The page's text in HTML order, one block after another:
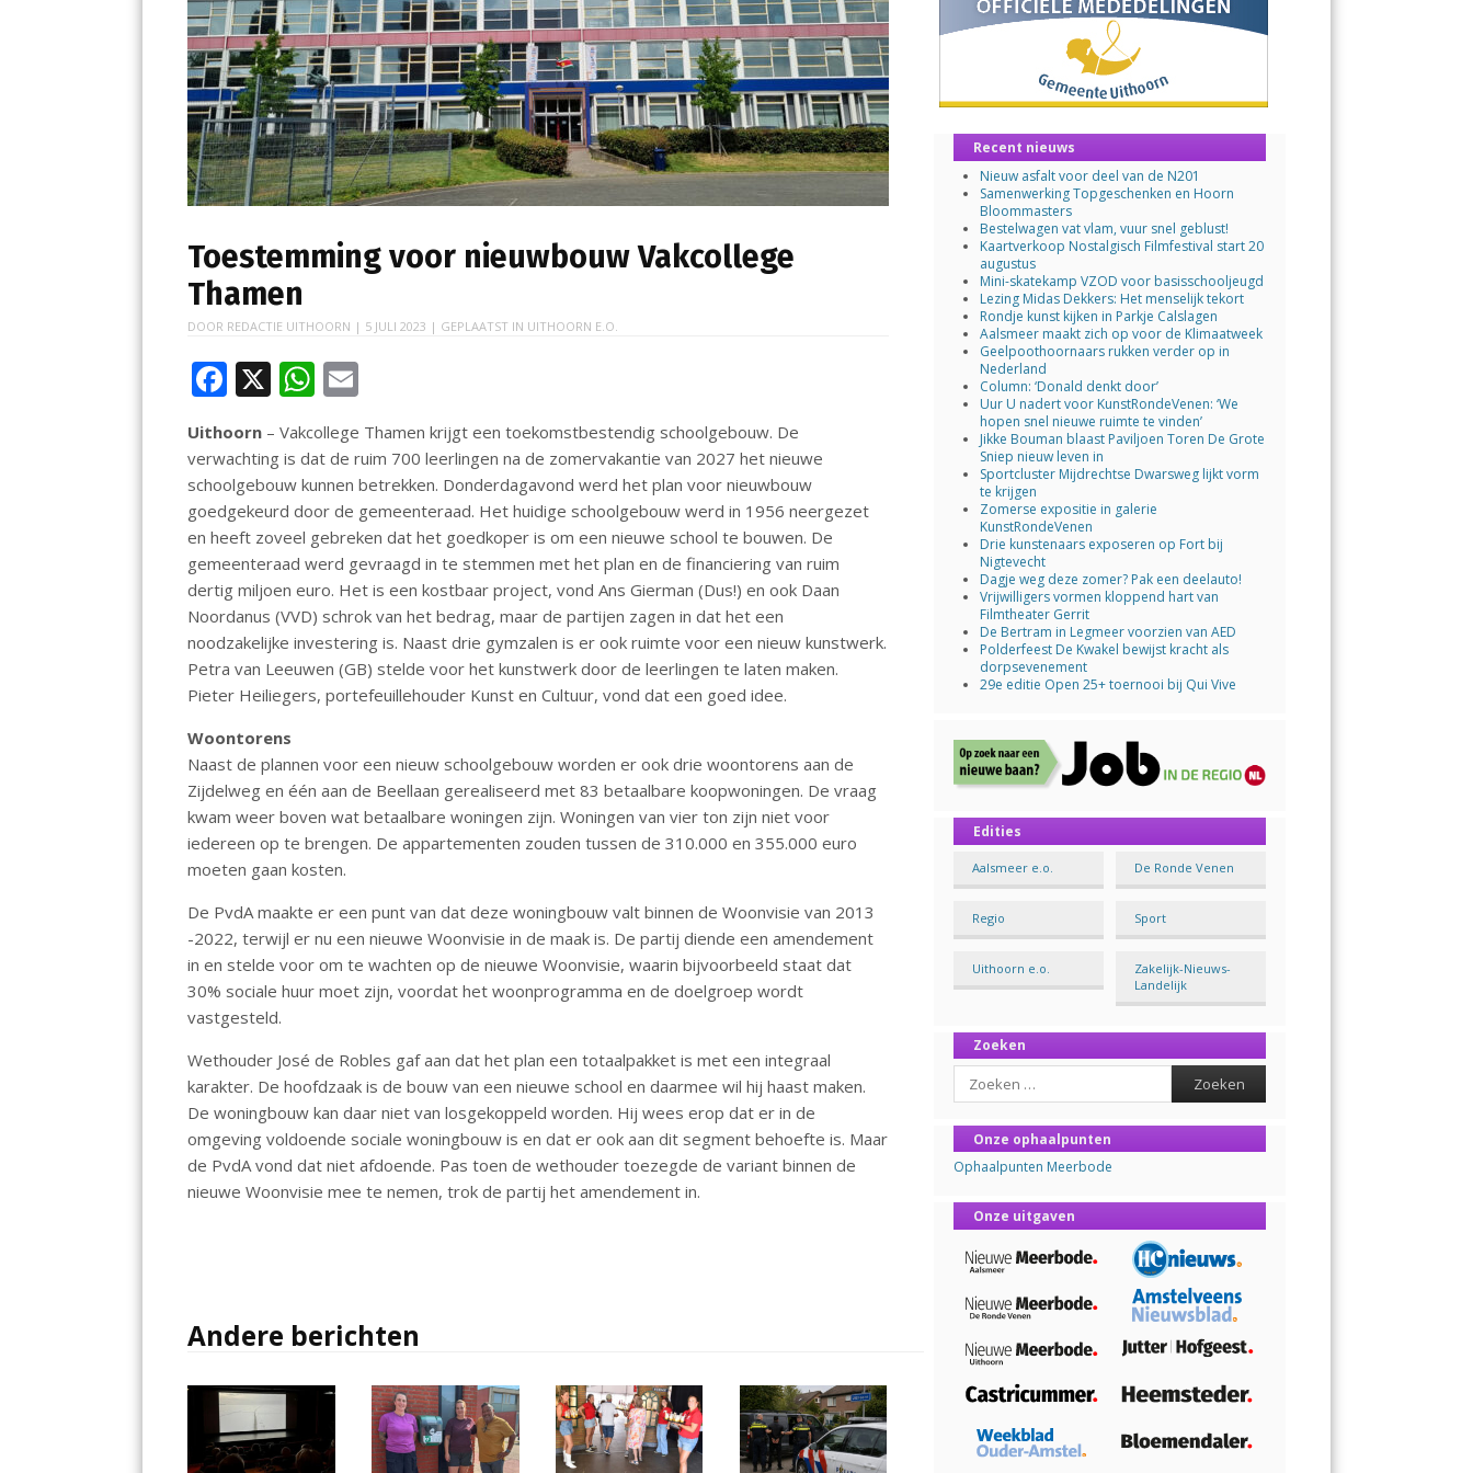
Toestemming voor nieuwbouw Vakcollege
Thamen
DOOR REDACTIE UITHOORN | 5 JULI 2023 | GEPLAATST IN UITHOORN E.O.
F
ac
e
b
o
o
k
X W
h
at
s
A
p
p
ai
l
Uithoorn – Vakcollege Thamen krijgt een toekomstbestendig schoolgebouw. De
verwachting is dat de ruim 700 leerlingen na de zomervakantie van 2027 het nieuwe
schoolgebouw kunnen betrekken. Donderdagavond werd het plan voor nieuwbouw
goedgekeurd door de gemeenteraad. Het huidige schoolgebouw werd in 1956 neergezet
en heeft zoveel gebreken dat het goedkoper is om een nieuwe school te bouwen. De
gemeenteraad werd gevraagd in te stemmen met het plan en de financiering van ruim
dertig miljoen euro. Het is een kostbaar project, vond Ans Gierman (Dus!) en ook Daan
Noordanus (VVD) schrok van het bedrag, maar de partijen zagen in dat het een
noodzakelijke investering is. Naast drie gymzalen is er ook ruimte voor een nieuw kunstwerk.
Petra van Leeuwen (GB) stelde voor het kunstwerk door de leerlingen te laten maken.
Pieter Heiliegers, portefeuillehouder Kunst en Cultuur, vond dat een goed idee.
Woontorens
Naast de plannen voor een nieuw schoolgebouw worden er ook drie woontorens aan de
Zijdelweg en één aan de Beellaan gerealiseerd met 83 betaalbare koopwoningen. De vraag
kwam weer boven wat betaalbare woningen zijn. Woningen van vier ton zijn niet voor
iedereen op te brengen. De appartementen zouden tussen de 310.000 en 355.000 euro
moeten gaan kosten.
De PvdA maakte er een punt van dat deze woningbouw valt binnen de Woonvisie van 2013
-2022, terwijl er nu een nieuwe Woonvisie in de maak is. De partij diende een amendement
in en stelde voor om te wachten op de nieuwe Woonvisie, waarin bijvoorbeeld staat dat
30% sociale huur moet zijn, voordat het woonprogramma en de doelgroep wordt
vastgesteld.
Wethouder José de Robles gaf aan dat het plan een totaalpakket is met een integraal
karakter. De hoofdzaak is de bouw van een nieuwe school en daarmee wil hij haast maken.
De woningbouw kan daar niet van losgekoppeld worden. Hij wees erop dat er in de
omgeving voldoende sociale woningbouw is en dat er ook aan dit segment behoefte is. Maar
de PvdA vond dat niet afdoende. Pas toen de wethouder toezegde de variant binnen de
nieuwe Woonvisie mee te nemen, trok de partij het amendement in.
Andere berichten
Recent nieuws
Nieuw asfalt voor deel van de N201
Samenwerking Topgeschenken en Hoorn
Bloommasters
Bestelwagen vat vlam, vuur snel geblust!
Kaartverkoop Nostalgisch Filmfestival start 20
augustus
Mini-skatekamp VZOD voor basisschooljeugd
Lezing Midas Dekkers: Het menselijk tekort
Rondje kunst kijken in Parkje Calslagen
Aalsmeer maakt zich op voor de Klimaatweek
Geelpoothoornaars rukken verder op in
Nederland
Column: ‘Donald denkt door’
Uur U nadert voor KunstRondeVenen: ‘We
hopen snel nieuwe ruimte te vinden’
Jikke Bouman blaast Paviljoen Toren De Grote
Sniep nieuw leven in
Sportcluster Mijdrechtse Dwarsweg lijkt vorm
te krijgen
Zomerse expositie in galerie
KunstRondeVenen
Drie kunstenaars exposeren op Fort bij
Nigtevecht
Dagje weg deze zomer? Pak een deelauto!
Vrijwilligers vormen kloppend hart van
Filmtheater Gerrit
De Bertram in Legmeer voorzien van AED
Polderfeest De Kwakel bewijst kracht als
dorpsevenement
29e editie Open 25+ toernooi bij Qui Vive
Edities
Aalsmeer e.o. De Ronde Venen
Regio Sport
Uithoorn e.o.
Zakelijk-Nieuws-
Landelijk
Zoeken
Search
Onze ophaalpunten
Ophaalpunten Meerbode
Onze uitgaven